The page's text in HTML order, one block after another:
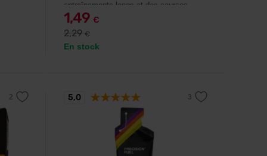
entraînements longs et des courses.
1,49 €
2,29€
En stock
5,0